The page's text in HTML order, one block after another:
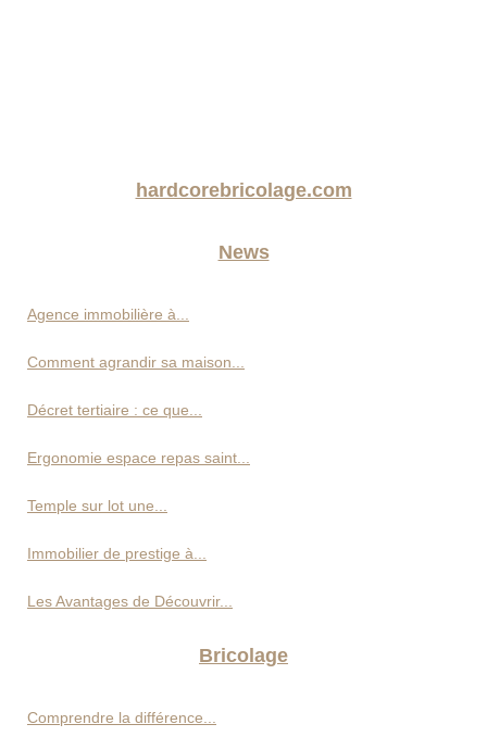
hardcorebricolage.com
News
Agence immobilière à...
Comment agrandir sa maison...
Décret tertiaire : ce que...
Ergonomie espace repas saint...
Temple sur lot une...
Immobilier de prestige à...
Les Avantages de Découvrir...
Bricolage
Comprendre la différence...